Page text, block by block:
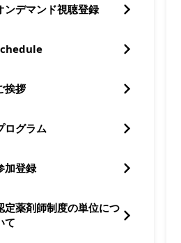
ンデマンド視聴登録
挨拶
ログラム
加登録
定薬剤師制度の単位につ
て